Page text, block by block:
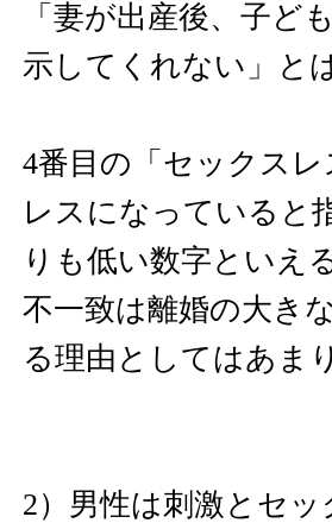
「妻が出産後、子ど
示してくれない」と
4番目の「セックス
レスになっていると
りも低い数字といえ
不一致は離婚の大き
る理由としてはあま
2）男性は刺激とセ